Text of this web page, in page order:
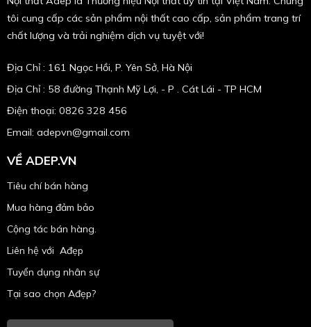
tôi cung cấp các sản phẩm nội thất cao cấp, sản phẩm trang trí
chất lượng và trải nghiệm dịch vụ tuyệt với!
Địa Chỉ : 161 Ngọc Hồi, P. Yên Sở, Hà Nội
Địa Chỉ : 58 đường Thạnh Mỹ Lợi, - P . Cát Lái - TP HCM
Điện thoại: 0826 328 456
Email: adepvn@gmail.com
VỀ ADEP.VN
Tiêu chí bán hàng
Mua hàng đảm bảo
Cộng tác bán hàng.
Liên hệ với Ađẹp
Tuyển dụng nhân sự
Tại sao chọn Ađẹp?